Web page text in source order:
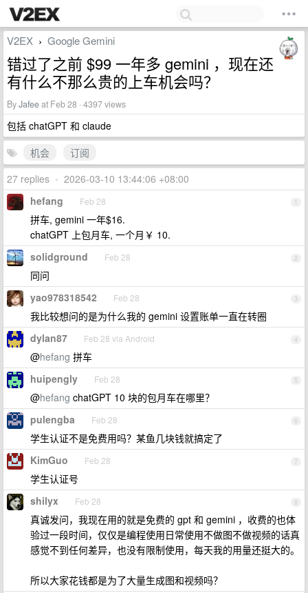
V2EX › Google Gemini
错过了之前 $99 一年多 gemini ，现在还
有什么不那么贵的上车机会吗？
ByJafeeat Feb 28 · 4397 views
包括 chatGPT 和 claude
机会
订阅
27 replies • 2026-03-10 13:44:06 +08:00
1
hefang Feb 28
拼车, gemini 一年$16.
chatGPT 上包月车, 一个月￥ 10.
2
solidground Feb 28
同问
3
yao978318542 Feb 28
我比较想问的是为什么我的 gemini 设置账单一直在转圈
4
dylan87 Feb 28 via Android
@hefang 拼车
5
huipengly Feb 28
@hefang chatGPT 10 块的包月车在哪里？
6
pulengba Feb 28
学生认证不是免费用吗？某鱼几块钱就搞定了
7
KimGuo Feb 28
学生认证号
8
shilyx Feb 28
真诚发问，我现在用的就是免费的 gpt 和 gemini ，收费的也体
验过一段时间，仅仅是编程使用日常使用不做图不做视频的话真
感觉不到任何差异，也没有限制使用，每天我的用量还挺大的。
所以大家花钱都是为了大量生成图和视频吗？